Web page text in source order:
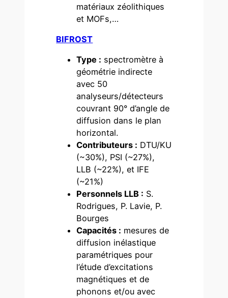
matériaux zéolithiques
et MOFs,…
BIFROST
Type : spectromètre à
géométrie indirecte
avec 50
analyseurs/détecteurs
couvrant 90° d’angle de
diffusion dans le plan
horizontal.
Contributeurs : DTU/KU
(~30%), PSI (~27%),
LLB (~22%), et IFE
(~21%)
Personnels LLB : S.
Rodrigues, P. Lavie, P.
Bourges
Capacités : mesures de
diffusion inélastique
paramétriques pour
l’étude d’excitations
magnétiques et de
phonons et/ou avec